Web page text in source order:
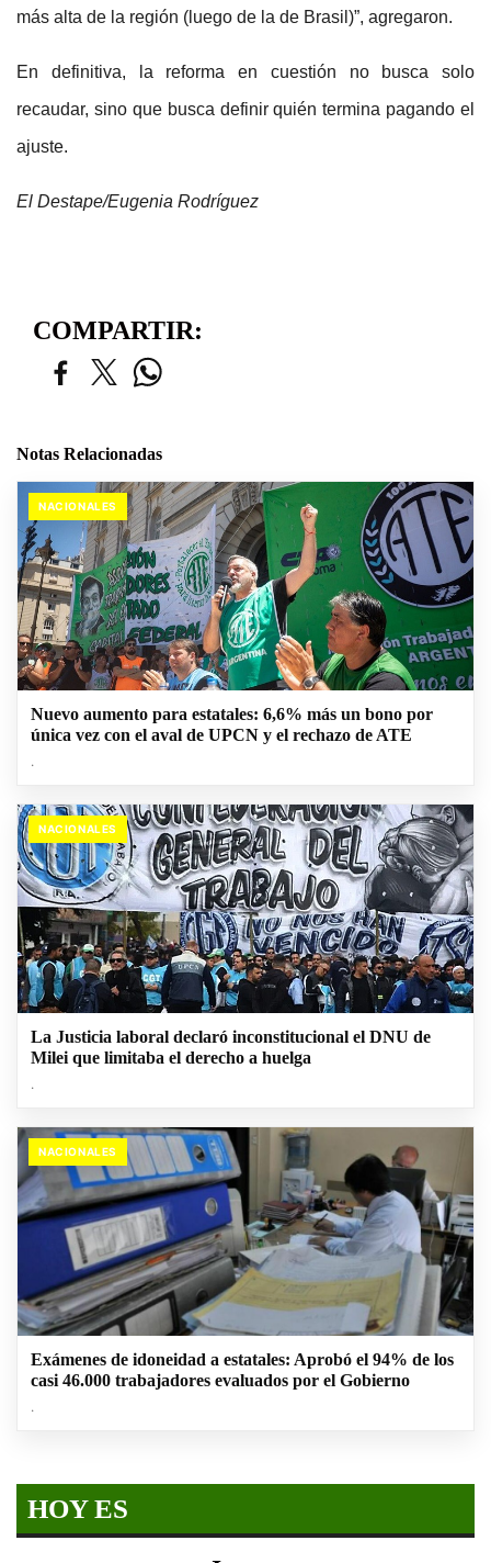
más alta de la región (luego de la de Brasil)”, agregaron.
En definitiva, la reforma en cuestión no busca solo
recaudar, sino que busca definir quién termina pagando el
ajuste.
El Destape/Eugenia Rodríguez
COMPARTIR:
Notas Relacionadas
NACIONALES
Nuevo aumento para estatales: 6,6% más un bono por
única vez con el aval de UPCN y el rechazo de ATE
.
NACIONALES
La Justicia laboral declaró inconstitucional el DNU de
Milei que limitaba el derecho a huelga
.
NACIONALES
Exámenes de idoneidad a estatales: Aprobó el 94% de los
casi 46.000 trabajadores evaluados por el Gobierno
.
HOY ES